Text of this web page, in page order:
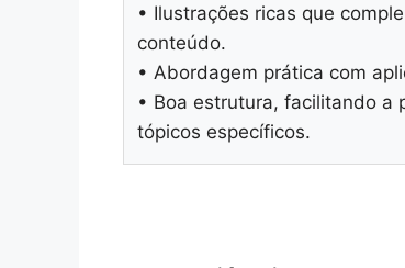
• Ilustrações ricas que
conteúdo.
• Abordagem prática com
• Boa estrutura, facilitando a
tópicos específicos.